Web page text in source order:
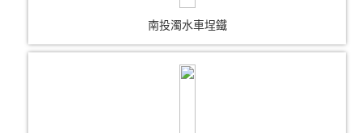
南投濁水車埕鐵